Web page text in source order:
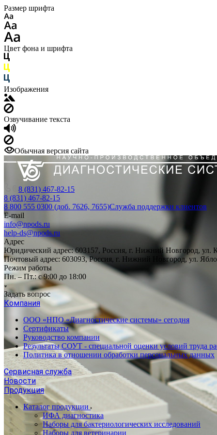
Размер шрифта
Цвет фона и шрифта
Изображения
Озвучивание текста
Обычная версия сайта
8 (831) 467-82-15
8 (831) 467-82-15
8 800 555 0300 (доб. 7626, 7655)Служба поддержки клиентов
E-mail
info@npods.ru
help-ds@npods.ru
Адрес
Юридический адрес: 603157, Россия, г. Нижний Новгород, ул.
Почтовый адрес: 603093, Россия, г. Нижний Новгород, ул.
Режим работы
Пн. – Пт.: с 9:00 до 18:00
Задать вопрос
Компания
ООО «НПО «Диагностические системы» сегодня
Сертификаты
Руководство компании
Результаты СОУТ - специальной оценки условий труда
Политика в отношении обработки персональных данных
Сервисная служба
Новости
Продукция
Каталог продукции
ИФА диагностика
Наборы для бактериологических исследований
Наборы для ветеринарии